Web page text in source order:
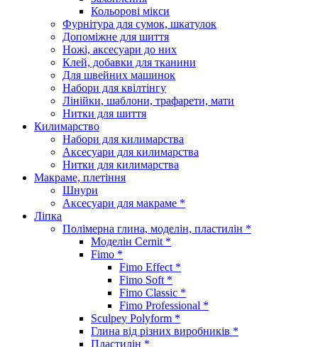
Кольорові мікси
Фурнітура для сумок, шкатулок
Допоміжне для шиття
Ножі, аксесуари до них
Клей, добавки для тканини
Для швейних машинок
Набори для квілтінгу
Лінійки, шаблони, трафарети, мати
Нитки для шиття
Килимарство
Набори для килимарства
Аксесуари для килимарства
Нитки для килимарства
Макраме, плетіння
Шнури
Аксесуари для макраме *
Ліпка
Полімерна глина, моделін, пластилін *
Моделін Cernit *
Fimo *
Fimo Effect *
Fimo Soft *
Fimo Classic *
Fimo Professional *
Sculpey Polyform *
Глина від різних виробників *
Пластилін *